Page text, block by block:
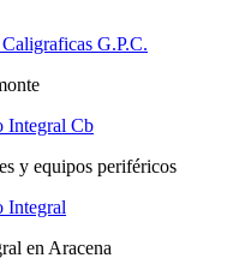
G.P.C.
Integral Cb
y equipos periféricos
Integral
en Aracena